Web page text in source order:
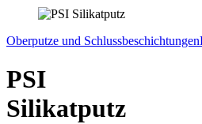
Oberputze und Schlussbeschichtungen
PSI
Silikatputz